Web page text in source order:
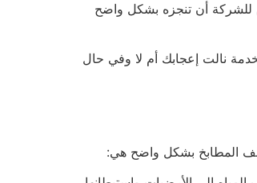
للشركة أن تنجزه بشكل واضح
نالت إعجابك أم لا وفي حال
المطابخ بشكل واضح هي: